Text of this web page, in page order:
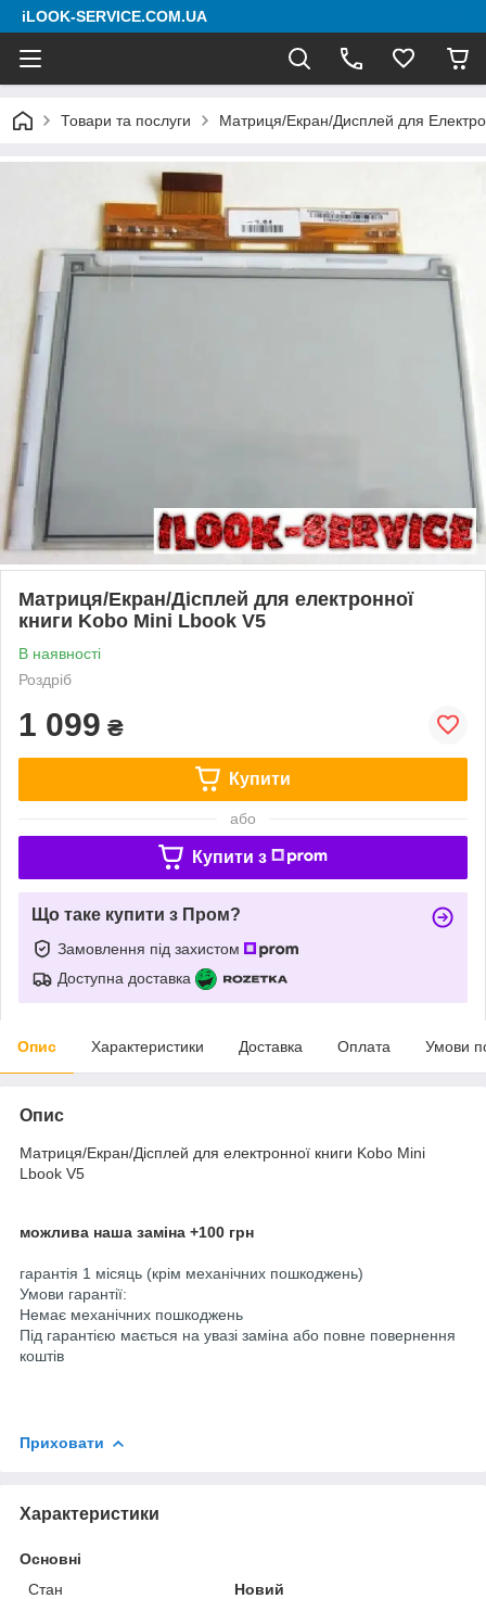
iLOOK-SERVICE.COM.UA
Товари та послуги Матриця/Екран/Дисплей для
Матриця/Екран/Дісплей для електронної
книги Kobo Mini Lbook V5
В наявності
Роздріб
1 099 ₴
Купити
або
Купити з
Що таке купити з Пром?
Замовлення під захистом
Доступна доставка
Опис Характеристики Доставка Оплата Умови
Опис
Матриця/Екран/Дісплей для електронної книги Kobo Mini
Lbook V5
можлива наша заміна +100 грн
гарантія 1 місяць (крім механічних пошкоджень)
Умови гарантії:
Немає механічних пошкоджень
Під гарантією мається на увазі заміна або повне повернення
коштів
Приховати
Характеристики
Основні
Стан
Новий